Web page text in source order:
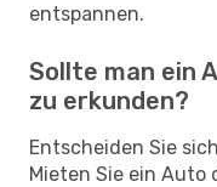
entspannen.
Sollte man ein
zu erkunden?
Entscheiden Sie
Mieten Sie ein